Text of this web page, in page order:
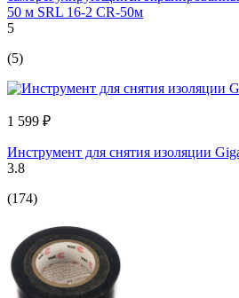
50 м SRL 16-2 CR-50м
5
(5)
1 599 ₽
Инструмент для снятия изоляции
3.8
(174)